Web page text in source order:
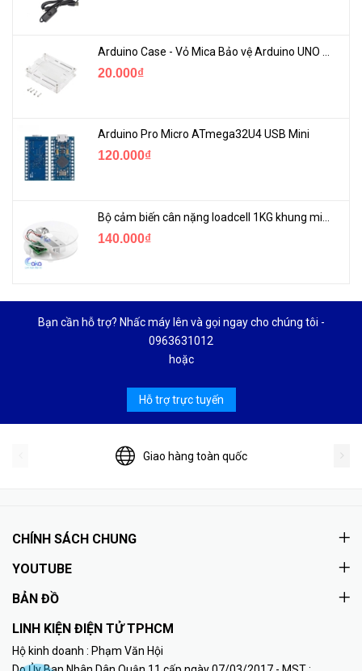
20.000₫
Arduino Pro Micro ATmega32U4 USB Mini
120.000₫
140.000₫
Bạn cần hỗ trợ? Nhấc máy lên và gọi ngay cho chúng tôi -
0963631012
hoặc
Hỗ trợ trực tuyến
Giao hàng toàn quốc
CHÍNH SÁCH CHUNG
YOUTUBE
BẢN ĐỒ
LINH KIỆN ĐIỆN TỬ TPHCM
Hộ kinh doanh : Phạm Văn Hội